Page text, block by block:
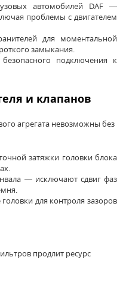
автомобилей DAF —
проблемы с двигателем
для моментальной
замыкания.
подключения к
и клапанов
агрегата невозможны без
затяжки головки блока
— исключают сдвиг фаз
для контроля зазоров
продлит ресурс